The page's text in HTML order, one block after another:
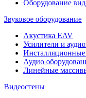
Оборудование
Звуковое оборудование
Акустика EAV
Усилители и
Инсталляционные
Аудио
Линейные
Видеостены